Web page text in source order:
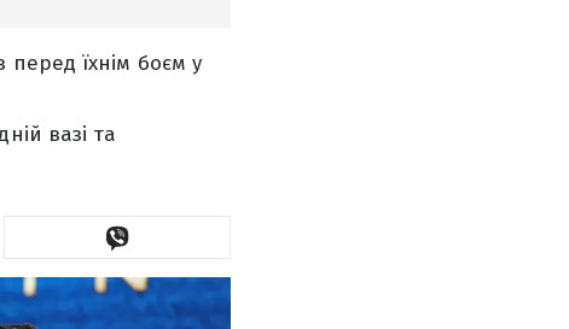
перед їхнім боєм у
вазі та